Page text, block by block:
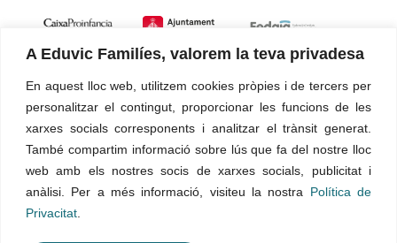
A Eduvic Familíes, valorem la teva privadesa
En aquest lloc web, utilitzem cookies pròpies i de tercers per
personalitzar el contingut, proporcionar les funcions de les
xarxes socials corresponents i analitzar el trànsit generat.
També compartim informació sobre lús que fa del nostre lloc
web amb els nostres socis de xarxes socials, publicitat i
anàlisi. Per a més informació, visiteu la nostra Política de
Privacitat
Certificacions de qualitat
UNE-EN ISO 9001:2015